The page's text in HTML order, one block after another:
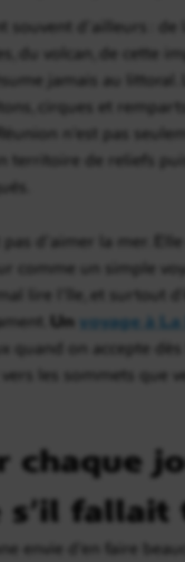
souvent d’ailleurs : de
du volcan, de cette
jamais au littoral.
cirques et
n’est pas
territoire de reliefs
pas d’aimer la mer.
comme un simple
lire l’île, et surtout
Un voyage à
quand on accepte
les sommets que
chaque
s’il
envie d’en faire